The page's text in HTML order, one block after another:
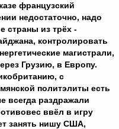
французский
недостаточно, надо
страны из трёх -
контролировать
магистрали,
Грузию, в Европу.
с
политэлиты есть
всегда раздражали
ввёл в игру
занять нишу США,